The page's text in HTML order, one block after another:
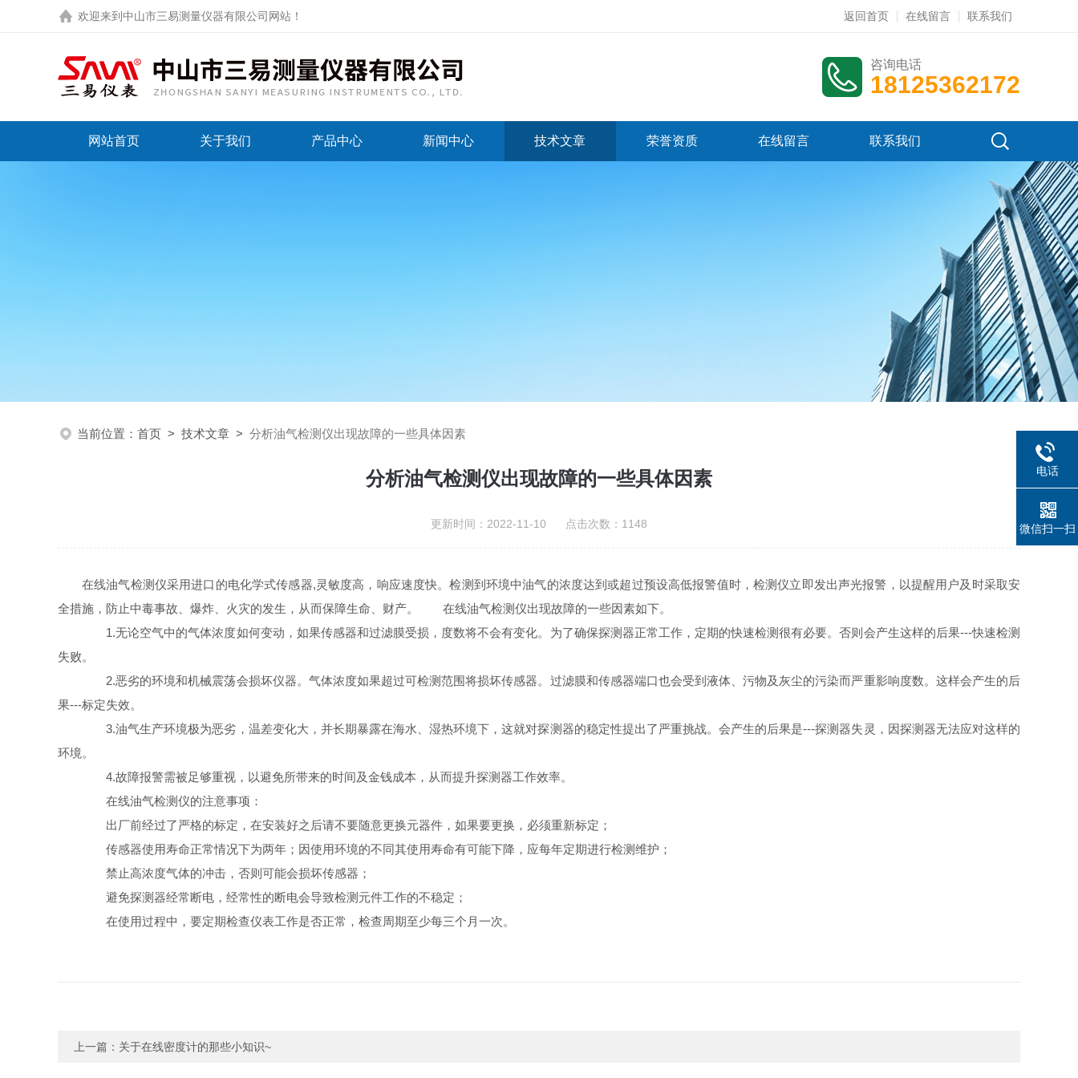
欢迎来到 中山市三易测量仪器有限公司网站 ！ 返回首页 在线留言 联系我们
咨询电话
18125362172
网站首页 关于我们 产品中心 新闻中心 技术文章 荣誉资质 在线留言 联系我们
当前位置： 首页 > 技术文章 > 分析油气检测仪出现故障的一些具体因素
分析油气检测仪出现故障的一些具体因素
更新时间：2022-11-10 点击次数：1148
在线油气检测仪采用进口的电化学式传感器,灵敏度高，响应速度快。检测到环境中油气的浓度达到或超过预设高低报警值时，检测仪立即发出声光报警，以提醒用户及时采取安
全措施，防止中毒事故、爆炸、火灾的发生，从而保障生命、财产。 在线油气检测仪出现故障的一些因素如下。
1.无论空气中的气体浓度如何变动，如果传感器和过滤膜受损，度数将不会有变化。为了确保探测器正常工作，定期的快速检测很有必要。否则会产生这样的后果---快速检测
失败。
2.恶劣的环境和机械震荡会损坏仪器。气体浓度如果超过可检测范围将损坏传感器。过滤膜和传感器端口也会受到液体、污物及灰尘的污染而严重影响度数。这样会产生的后
果---标定失效。
3.油气生产环境极为恶劣，温差变化大，并长期暴露在海水、湿热环境下，这就对探测器的稳定性提出了严重挑战。会产生的后果是---探测器失灵，因探测器无法应对这样的
环境。
4.故障报警需被足够重视，以避免所带来的时间及金钱成本，从而提升探测器工作效率。
在线油气检测仪的注意事项：
出厂前经过了严格的标定，在安装好之后请不要随意更换元器件，如果要更换，必须重新标定；
传感器使用寿命正常情况下为两年；因使用环境的不同其使用寿命有可能下降，应每年定期进行检测维护；
禁止高浓度气体的冲击，否则可能会损坏传感器；
避免探测器经常断电，经常性的断电会导致检测元件工作的不稳定；
在使用过程中，要定期检查仪表工作是否正常，检查周期至少每三个月一次。
上一篇： 关于在线密度计的那些小知识~
电话
微信扫一扫